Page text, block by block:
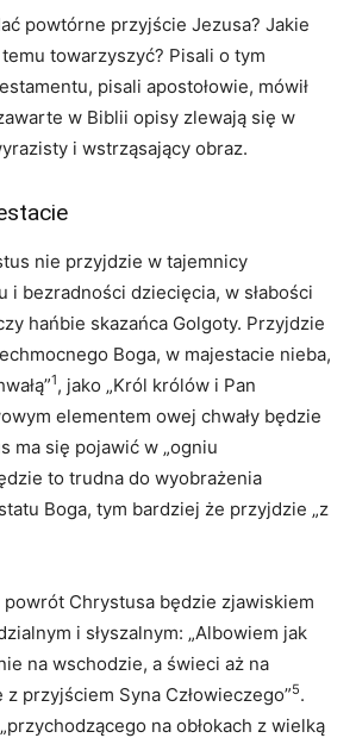
powtórne przyjście Jezusa? Jakie
towarzyszyć? Pisali o tym
pisali apostołowie, mówił
w Biblii opisy zlewają się w
i wstrząsający obraz.
nie przyjdzie w tajemnicy
i bezradności dziecięcia, w słabości
hańbie skazańca Golgoty. Przyjdzie
Boga, w majestacie nieba,
1, jako „Król królów i Pan
elementem owej chwały będzie
ma się pojawić w „ogniu
to trudna do wyobrażenia
Boga, tym bardziej że przyjdzie „z
Chrystusa będzie zjawiskiem
i słyszalnym: „Albowiem jak
na wschodzie, a świeci aż na
przyjściem Syna Człowieczego”5.
na obłokach z wielką